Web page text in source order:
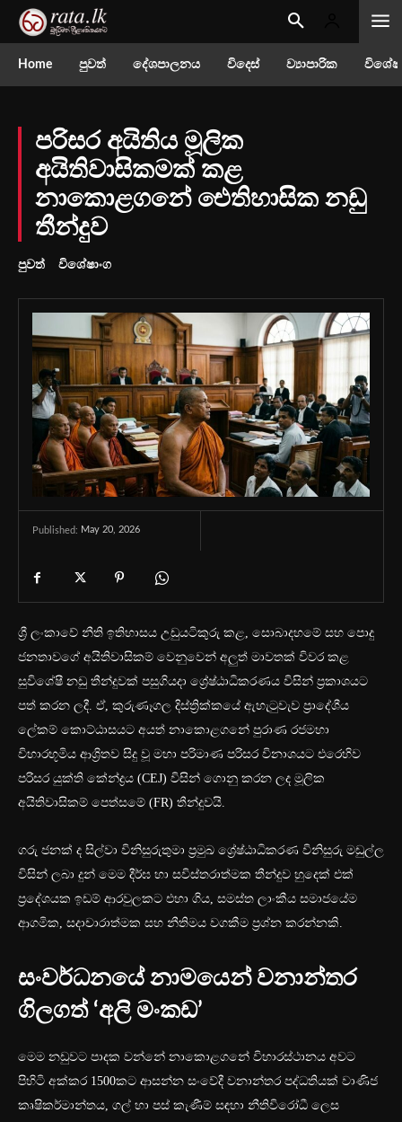
Home පුවත් දේශපාලනය විදෙස් ව්‍යාපාරික
පරිසර අයිතිය මූලික
අයිතිවාසිකමක් කළ
නාකොළගනේ ඓතිහාසික නඩු
තීන්දුව
පුවත් විශේෂාංග
Published: May 20, 2026
ශ්‍රී ලංකාවේ නීති ඉතිහාසය උඩුයටිකුරු කළ, සොබාදහමේ සහ පොදු
ජනතාවගේ අයිතිවාසිකම් වෙනුවෙන් අලුත් මාවතක් විවර කළ
සුවිශේෂී නඩු තීන්දුවක් පසුගියදා ශ්‍රේෂ්ඨාධිකරණය විසින් ප්‍රකාශයට
පත් කරන ලදී. ඒ, කුරුණෑගල දිස්ත්‍රික්කයේ ඇහැටුවැව ප්‍රාදේශීය
ලේකම් කොට්ඨාසයට අයත් නාකොළගනේ පුරාණ රජමහා
විහාරභූමිය ආශ්‍රිතව සිදු වූ මහා පරිමාණ පරිසර විනාශයට එරෙහිව
පරිසර යුක්ති කේන්ද්‍රය (CEJ) විසින් ගොනු කරන ලද මූලික
අයිතිවාසිකම් පෙත්සමේ (FR) තීන්දුවයි.
ගරු ජනක් ද සිල්වා විනිසුරුතුමා ප්‍රමුඛ ශ්‍රේෂ්ඨාධිකරණ විනිසුරු මඩුල්ල
විසින් ලබා දුන් මෙම දීර්ඝ හා සවිස්තරාත්මක තීන්දුව හුදෙක් එක්
ප්‍රදේශයක ඉඩම් ආරවුලකට එහා ගිය, සමස්ත ලාංකීය සමාජයේම
ආගමික, සදාචාරාත්මක සහ නීතිමය වගකීම ප්‍රශ්න කරන්නකි.
සංවර්ධනයේ නාමයෙන් වනාන්තර
ගිලගත් ‘අලි මංකඩ’
මෙම නඩුවට පාදක වන්නේ නාකොළගනේ විහාරස්ථානය අවට
පිහිටි අක්කර 1500කට ආසන්න සංවේදී වනාන්තර පද්ධතියක් වාණිජ
කෘෂිකර්මාන්තය, ගල් හා පස් කැණීම් සඳහා නීතිවිරෝධී ලෙස